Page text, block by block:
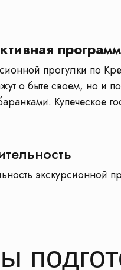
прогулки по
о быте своем, но и
Купеческое
экскурсионной